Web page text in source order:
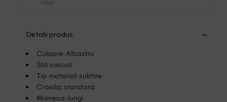
retur.
Detalii produs
Culoare: Albastru
Stil: casual
Tip material: subtire
Croiala: standard
Maneca: lungi